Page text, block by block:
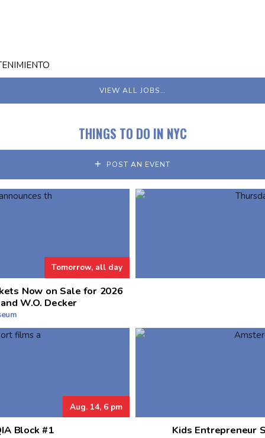
VIEW ALL JOBS…
THINGS TO DO IN NYC
POST AN EVENT
Tomorrow, all day
Now on Sale for 2026
W.O. Decker
Aug. 14, 6 pm
Block #1 Kids Entrepreneur